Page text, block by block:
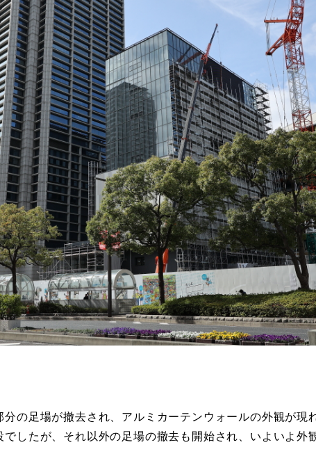
分の足場が撤去され、アルミカーテンウォールの外観が現
でしたが、それ以外の足場の撤去も開始され、いよいよ外